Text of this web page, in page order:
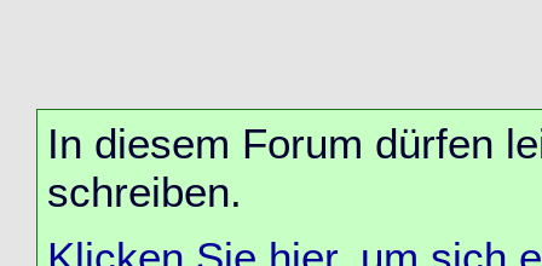
In diesem Forum dürfen
schreiben.